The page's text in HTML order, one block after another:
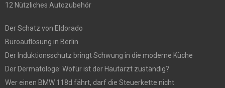
12 Nützliches Autozubehör
Der Schatz von Eldorado
Büroauflösung in Berlin
Der Induktionsschutz bringt Schwung in die moderne Küche
Der Dermatologe: Wofür ist der Hautarzt zuständig?
Wer einen BMW 118d fährt, darf die Steuerkette nicht